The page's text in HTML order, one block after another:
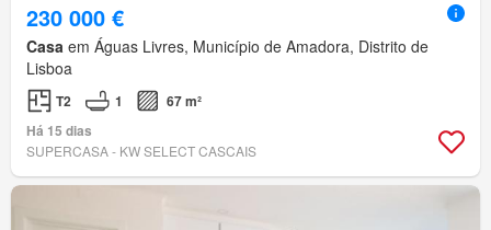
230 000 €
Casa em Águas Livres, Município de Amadora, Distrito de
Lisboa
T2 1
67 m²
Há 15 dias
SUPERCASA - KW SELECT CASCAIS